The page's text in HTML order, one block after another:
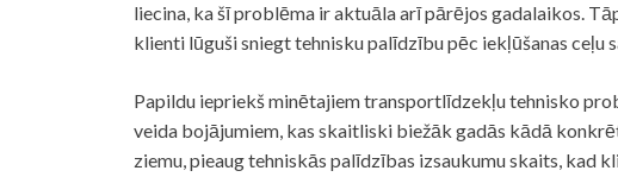
liecina, ka šī problēma ir aktuāla arī pārējos gadalaikos.
klienti lūguši sniegt tehnisku palīdzību pēc iekļūšanas ceļu
Papildu iepriekš minētajiem transportlīdzekļu tehnisko
veida bojājumiem, kas skaitliski biežāk gadās kādā
ziemu, pieaug tehniskās palīdzības izsaukumu skaits,